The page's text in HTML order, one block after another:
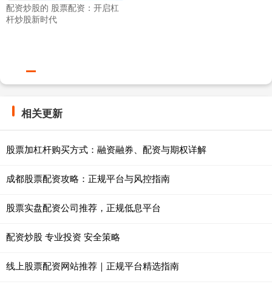
配资炒股的 股票配资：开启杠
杆炒股新时代
相关更新
股票加杠杆购买方式：融资融券、配资与期权详解
成都股票配资攻略：正规平台与风控指南
股票实盘配资公司推荐，正规低息平台
配资炒股 专业投资 安全策略
线上股票配资网站推荐｜正规平台精选指南